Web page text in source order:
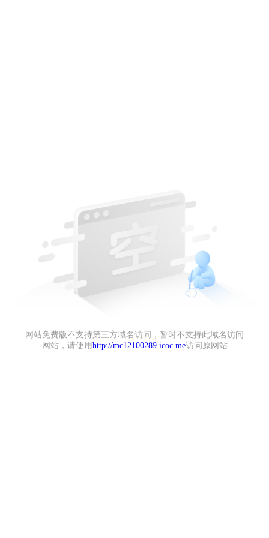
网站免费版不支持第三方域名访问，暂时不支持此域名访问
网站，请使用 http://mc12100289.icoc.me访问原网站